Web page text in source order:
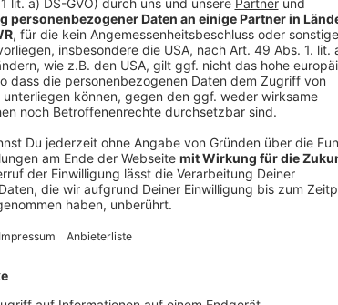
Die Stadt Münster bittet ihre Bürger, die Corona-
der Münsteraner hat das Infektionsgeschehen
Krisenstabs Heuer. Wenn die Disziplin nachlässt
Anzeige
13:38 Uhr - Region: Unangemeldete Corona-
In Münster und Osnabrück ermittelt die Polizei
Corona-Regeln. In Münster hatten am Wochenende
Innenstadt demonstriert - ohne den nötigen
ermittelt nun gegen eine Frau, die den Protest
hatten im Internet erfahren, dass Menschen sich